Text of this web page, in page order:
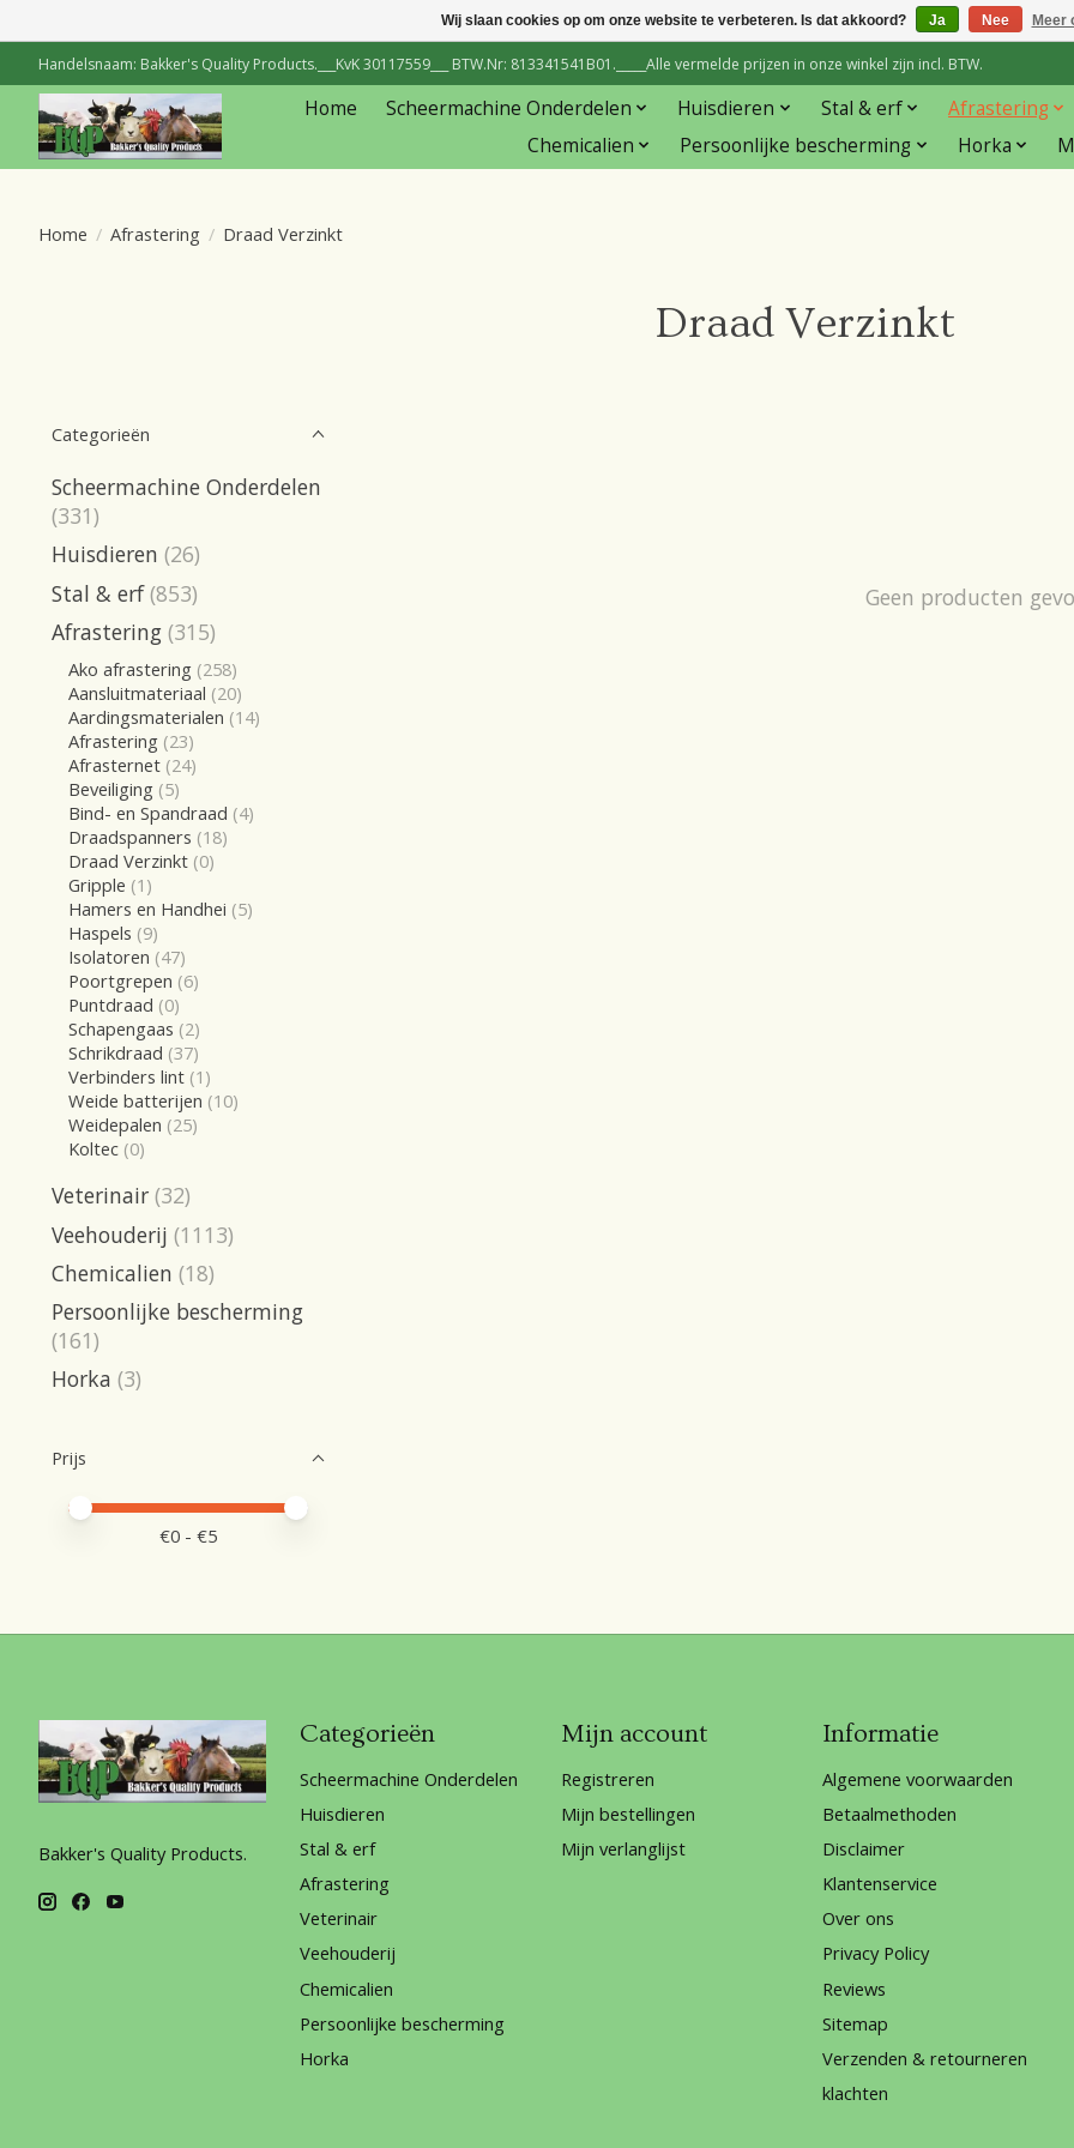
Handelsnaam: Bakker's Quality Products.___KvK 30117559___ BTW.Nr: 813341541B01._____Alle vermelde prijzen in onze winkel zijn incl. BTW.
Home Scheermachine Onderdelen Huisdieren Stal & erf Afrastering
Chemicalien
Persoonlijke bescherming Horka
Home / Afrastering / Draad Verzinkt
Draad Verzinkt
Categorieën
Scheermachine Onderdelen
(331)
Huisdieren (26)
Stal & erf (853)
Afrastering (315)
Ako afrastering (258)
Aansluitmateriaal (20)
Aardingsmaterialen (14)
Afrastering (23)
Afrasternet (24)
Beveiliging (5)
Bind- en Spandraad (4)
Draadspanners (18)
Draad Verzinkt (0)
Gripple (1)
Hamers en Handhei (5)
Haspels (9)
Isolatoren (47)
Poortgrepen (6)
Puntdraad (0)
Schapengaas (2)
Schrikdraad (37)
Verbinders lint (1)
Weide batterijen (10)
Weidepalen (25)
Koltec (0)
Veterinair (32)
Veehouderij (1113)
Chemicalien (18)
Persoonlijke bescherming
(161)
Horka (3)
Prijs
Minimale prijswaarde
Price maximum value
€0 - €5
Geen producten
Bakker's Quality Products.
Categorieën
Scheermachine Onderdelen
Huisdieren
Stal & erf
Afrastering
Veterinair
Veehouderij
Chemicalien
Persoonlijke bescherming
Horka
Mijn account
Registreren
Mijn bestellingen
Mijn verlanglijst
Informatie
Algemene voorwaarden
Betaalmethoden
Disclaimer
Klantenservice
Over ons
Privacy Policy
Reviews
Sitemap
Verzenden & retourneren
klachten
Wij slaan cookies op om onze website te verbeteren. Is dat akkoord? Ja Nee Meer